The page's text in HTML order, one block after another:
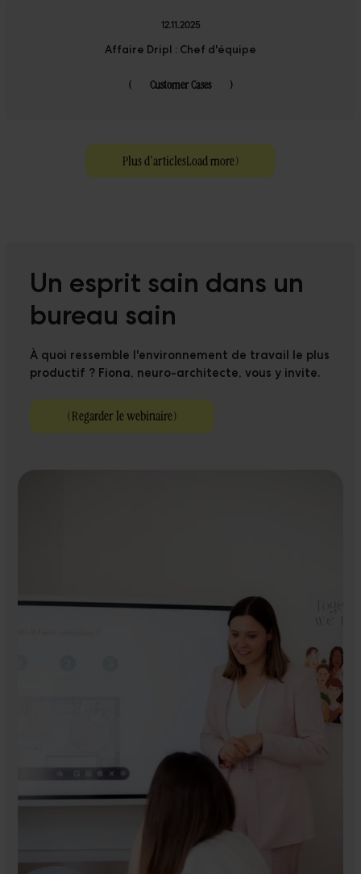
12.11.2025
Affaire Dripl : Chef d'équipe
( Customer Cases )
Plus d'articlesLoad more)
Un esprit sain dans un
bureau sain
À quoi ressemble l'environnement de travail le plus
productif ? Fiona, neuro-architecte, vous y invite.
(Regarder le webinaire)